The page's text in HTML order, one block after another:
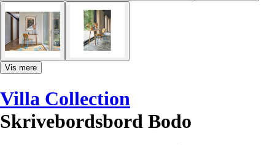
Vis mere
Villa Collection
Skrivebordsbord Bodo